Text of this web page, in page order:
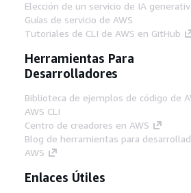
Elección de un servicio de IA
Guías de servicio de AWS
Tutoriales de CLI de AWS en GitHub
Herramientas Para
Desarrolladores
Biblioteca de ejemplos de código de
AWS CLI
Centro de creadores en AWS
Blog de herramientas para
AWS
Enlaces Útiles